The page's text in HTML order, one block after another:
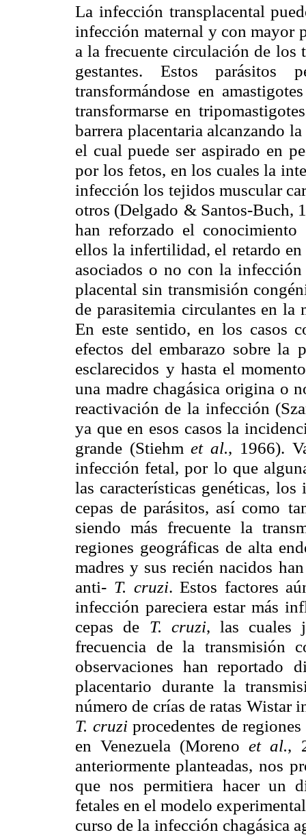
La infección transplacental
infección maternal y con mayor
a la frecuente circulación de los
gestantes. Estos parásitos
transformándose en
transformarse en
barrera placentaria alcanzando
el cual puede ser aspirado en
por los fetos, en los cuales la
infección los tejidos muscular
otros (Delgado & Santos-Buch,
han reforzado el conocimiento
ellos la infertilidad, el retardo
asociados o no con la
placental sin transmisión
de parasitemia circulantes en la
En este sentido, en los casos
efectos del embarazo sobre la
esclarecidos y hasta el
una madre chagásica origina o
reactivación de la infección
ya que en esos casos la
grande (Stiehmet al., 1966).
infección fetal, por lo que
las características genéticas, los
cepas de parásitos, así como
siendo más frecuente la
regiones geográficas de alta
madres y sus recién nacidos
anti- T. cruzi. Estos factores
infección pareciera estar más
cepas de T. cruzi, las cuales
frecuencia de la transmisión
observaciones han reportado
placentario
durante la
número de crías de ratas Wistar
T. cruzi procedentes de
en Venezuela (Morenoet al.,
anteriormente planteadas, nos
que nos permitiera hacer un
fetales en el modelo
curso de la infección chagásica